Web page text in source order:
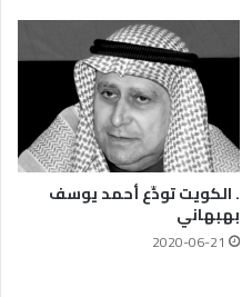
. الكويت تودِّع أحمد يوسف
بهبهاني
2020-06-21